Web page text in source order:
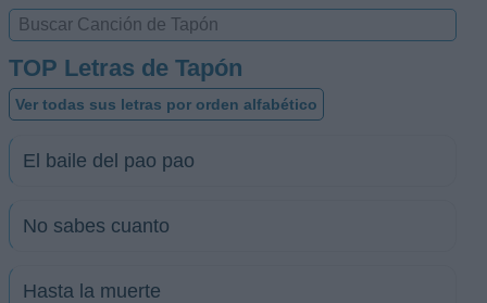
TOP Letras de Tapón
Ver todas sus letras por orden alfabético
El baile del pao pao
No sabes cuanto
Hasta la muerte